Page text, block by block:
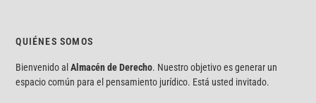
QUIÉNES SOMOS
Bienvenido alAlmacén de Derecho. Nuestro objetivo es generar un
espacio común para el pensamiento jurídico. Está usted invitado.